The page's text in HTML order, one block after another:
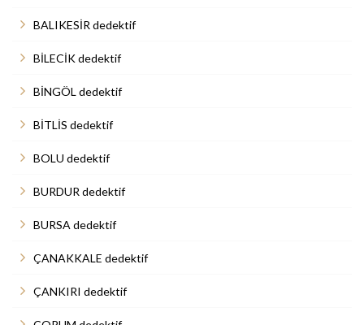
BALIKESİR dedektif
BİLECİK dedektif
BİNGÖL dedektif
BİTLİS dedektif
BOLU dedektif
BURDUR dedektif
BURSA dedektif
ÇANAKKALE dedektif
ÇANKIRI dedektif